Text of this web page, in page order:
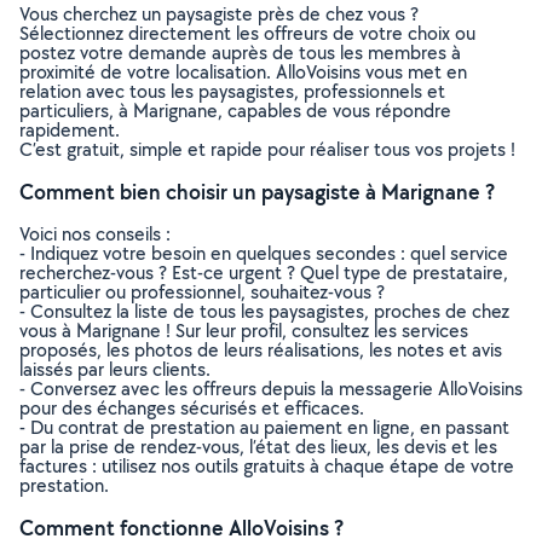
Vous cherchez un paysagiste près de chez vous ?
Sélectionnez directement les offreurs de votre choix ou
postez votre demande auprès de tous les membres à
proximité de votre localisation. AlloVoisins vous met en
relation avec tous les paysagistes, professionnels et
particuliers, à Marignane, capables de vous répondre
rapidement.
C’est gratuit, simple et rapide pour réaliser tous vos projets !
Comment bien choisir un paysagiste à Marignane ?
Voici nos conseils :
- Indiquez votre besoin en quelques secondes : quel service
recherchez-vous ? Est-ce urgent ? Quel type de prestataire,
particulier ou professionnel, souhaitez-vous ?
- Consultez la liste de tous les paysagistes, proches de chez
vous à Marignane ! Sur leur profil, consultez les services
proposés, les photos de leurs réalisations, les notes et avis
laissés par leurs clients.
- Conversez avec les offreurs depuis la messagerie AlloVoisins
pour des échanges sécurisés et efficaces.
- Du contrat de prestation au paiement en ligne, en passant
par la prise de rendez-vous, l’état des lieux, les devis et les
factures : utilisez nos outils gratuits à chaque étape de votre
prestation.
Comment fonctionne AlloVoisins ?